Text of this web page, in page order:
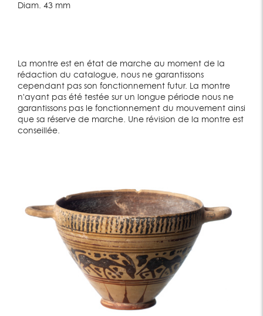
Diam. 43 mm
La montre est en état de marche au moment de la
rédaction du catalogue, nous ne garantissons
cependant pas son fonctionnement futur. La montre
n'ayant pas été testée sur un longue période nous ne
garantissons pas le fonctionnement du mouvement ainsi
que sa réserve de marche. Une révision de la montre est
conseillée.